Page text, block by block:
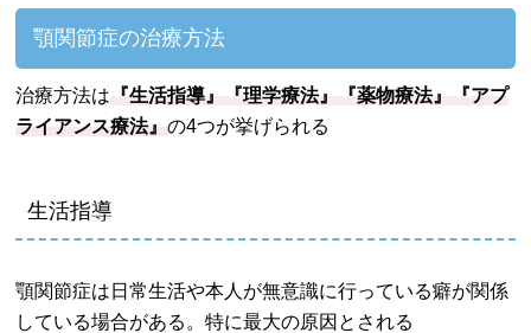
顎関節症の治療方法
治療方法は 『生活指導』『理学療法』『薬物療法』『アプ
ライアンス療法』の4つが挙げられる
生活指導
顎関節症は日常生活や本人が無意識に行っている癖が関係
している場合がある。特に最大の原因とされる